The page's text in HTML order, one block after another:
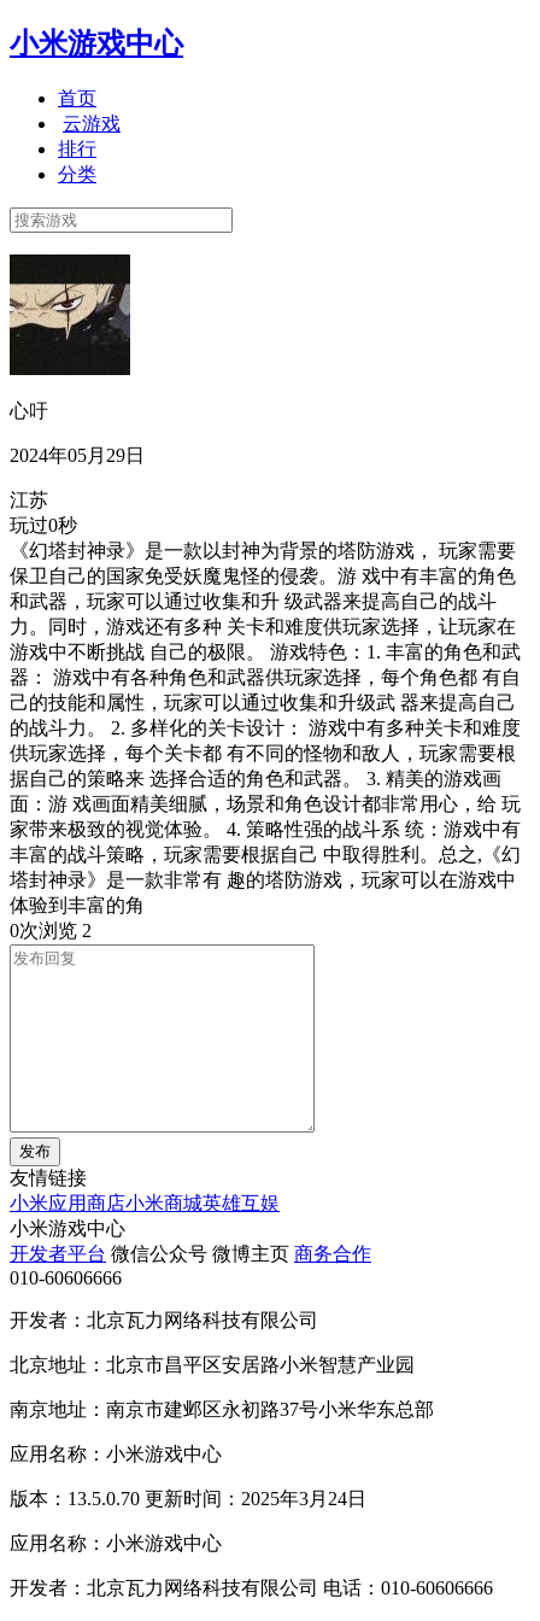
小米游戏中心
首页
云游戏
排行
分类
心吁
2024年05月29日
江苏
玩过0秒
《幻塔封神录》是一款以封神为背景的塔防游戏， 玩家需要
保卫自己的国家免受妖魔鬼怪的侵袭。游 戏中有丰富的角色
和武器，玩家可以通过收集和升 级武器来提高自己的战斗
力。同时，游戏还有多种 关卡和难度供玩家选择，让玩家在
游戏中不断挑战 自己的极限。 游戏特色：1. 丰富的角色和武
器： 游戏中有各种角色和武器供玩家选择，每个角色都 有自
己的技能和属性，玩家可以通过收集和升级武 器来提高自己
的战斗力。 2. 多样化的关卡设计： 游戏中有多种关卡和难度
供玩家选择，每个关卡都 有不同的怪物和敌人，玩家需要根
据自己的策略来 选择合适的角色和武器。 3. 精美的游戏画
面：游 戏画面精美细腻，场景和角色设计都非常用心，给 玩
家带来极致的视觉体验。 4. 策略性强的战斗系 统：游戏中有
丰富的战斗策略，玩家需要根据自己 中取得胜利。总之,《幻
塔封神录》是一款非常有 趣的塔防游戏，玩家可以在游戏中
体验到丰富的角
0次浏览 2
发布
友情链接
小米应用商店小米商城英雄互娱
小米游戏中心
开发者平台 微信公众号 微博主页 商务合作
010-60606666
开发者：北京瓦力网络科技有限公司
北京地址：北京市昌平区安居路小米智慧产业园
南京地址：南京市建邺区永初路37号小米华东总部
应用名称：小米游戏中心
版本：13.5.0.70 更新时间：2025年3月24日
应用名称：小米游戏中心
开发者：北京瓦力网络科技有限公司 电话：010-60606666